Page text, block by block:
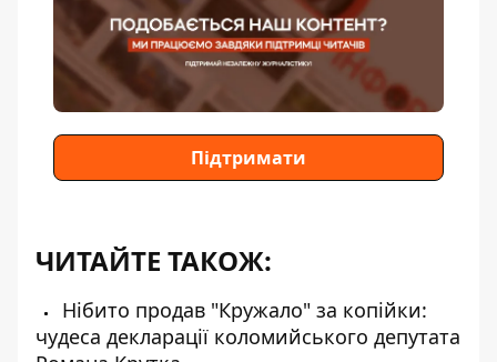
Підтримати
ЧИТАЙТЕ ТАКОЖ:
Нібито продав "Кружало" за копійки:
чудеса декларації коломийського депутата